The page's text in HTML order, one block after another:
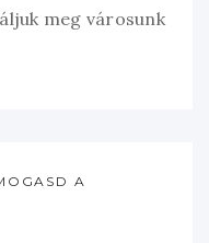
meg városunk
A